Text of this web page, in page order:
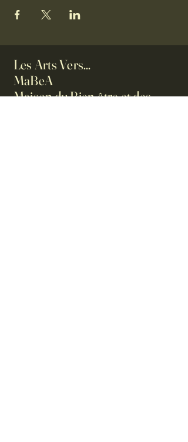
Les Arts Vers...
MaBeA
Maison du Bien-être et des